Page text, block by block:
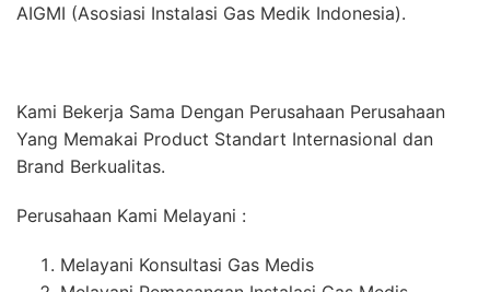
AIGMI (Asosiasi Instalasi Gas Medik Indonesia).
Kami Bekerja Sama Dengan Perusahaan Perusahaan
Yang Memakai Product Standart Internasional dan
Brand Berkualitas.
Perusahaan Kami Melayani :
Melayani Konsultasi Gas Medis